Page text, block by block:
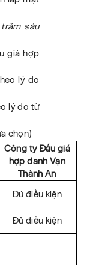
sáu
giá hợp
lý do
lý do từ
chọn)
Công ty Đấu giá
hợp danh Vạn
Thành An
Đủ điều kiện
Đủ điều kiện